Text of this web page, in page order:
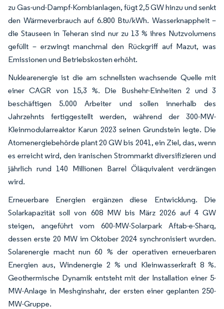
zu Gas-und-Dampf-Kombianlagen, fügt 2,5 GW hinzu und senkt
den Wärmeverbrauch auf 6.800 Btu/kWh. Wasserknappheit –
die Stauseen in Teheran sind nur zu 13 % ihres Nutzvolumens
gefüllt – erzwingt manchmal den Rückgriff auf Mazut, was
Emissionen und Betriebskosten erhöht.
Nuklearenergie ist die am schnellsten wachsende Quelle mit
einer CAGR von 15,3 %. Die Bushehr-Einheiten 2 und 3
beschäftigen 5.000 Arbeiter und sollen innerhalb des
Jahrzehnts fertiggestellt werden, während der 300-MW-
Kleinmodularreaktor Karun 2023 seinen Grundstein legte. Die
Atomenergiebehörde plant 20 GW bis 2041, ein Ziel, das, wenn
es erreicht wird, den iranischen Strommarkt diversifizieren und
jährlich rund 140 Millionen Barrel Öläquivalent verdrängen
wird.
Erneuerbare Energien ergänzen diese Entwicklung. Die
Solarkapazität soll von 608 MW bis März 2026 auf 4 GW
steigen, angeführt vom 600-MW-Solarpark Aftab-e-Sharq,
dessen erste 20 MW im Oktober 2024 synchronisiert wurden.
Solarenergie macht nun 60 % der operativen erneuerbaren
Energien aus, Windenergie 2 % und Kleinwasserkraft 8 %.
Geothermische Dynamik entsteht mit der Installation einer 5-
MW-Anlage in Meshginshahr, der ersten einer geplanten 250-
MW-Gruppe.